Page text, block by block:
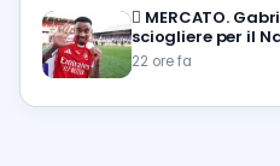
🪎 MERCATO.
sciogliere per il
22 ore fa